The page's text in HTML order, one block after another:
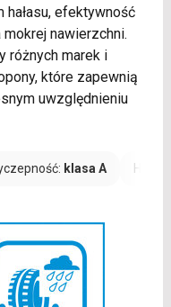
hałasu, efektywność
nawierzchni.
różnych marek i
które zapewnią
uwzględnieniu
klasa A Hałas: